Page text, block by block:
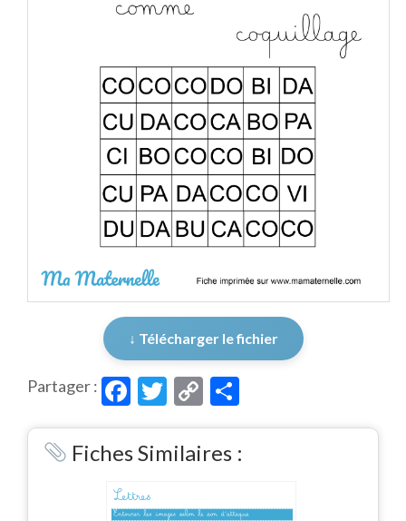
↓ Télécharger le fichier
Partager : Facebook
Twitter
Copy
Link
Fiches Similaires :